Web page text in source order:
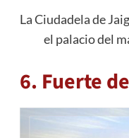
La Ciudadela de
el palacio del
6. Fuerte